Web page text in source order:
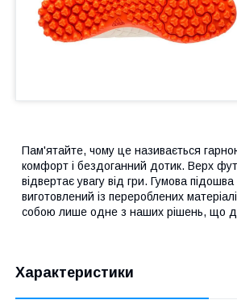
Пам'ятайте, чому це називається
комфорт і бездоганний дотик. Верх
відвертає увагу від гри. Гумова
виготовлений із перероблених
собою лише одне з наших рішень, що
Характеристики